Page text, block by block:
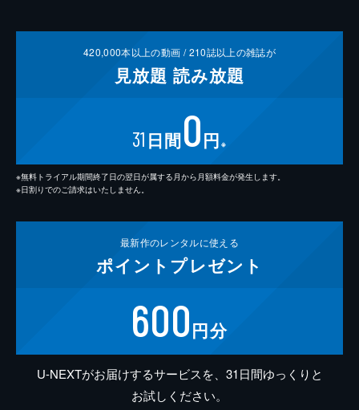
420,000本以上の動画 /210誌以上の雑誌が
見放題 読み放題
31 日間0円 ※
※無料トライアル期間終了日の翌日が属する月から月額料金が発生します。
※日割りでのご請求はいたしません。
最新作のレンタルに使える
ポイント プレゼント
600円分
U-NEXTがお届けするサービスを、31日間ゆっくりと
お試しください。